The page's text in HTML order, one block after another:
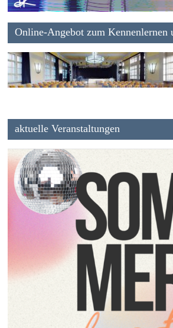
Online-Angebot zum Kennenlernen
aktuelle Veranstaltungen